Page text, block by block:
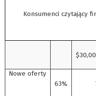
Konsumenci czytający
Nowe oferty
63%